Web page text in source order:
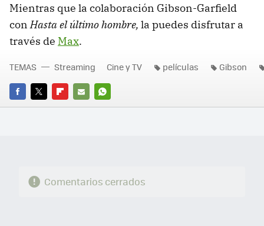
Mientras que la colaboración Gibson-Garfield
conHasta el último hombre, la puedes disfrutar a
través de Max.
FACEBOOK
TWITTERFLIPBOARD
E-
WHATSAPP
TEMAS Streaming Cine y TV películas Gibson
Comentarios cerrados